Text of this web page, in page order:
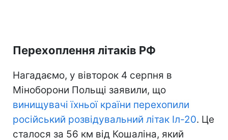
Перехоплення літаків РФ
Нагадаємо, у вівторок 4 серпня в
Міноборони Польщі заявили, що
винищувачі їхньої країни перехопили
російський розвідувальний літак Іл-20. Це
сталося за 56 км від Кошаліна, який